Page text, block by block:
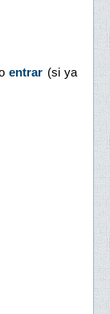
entrar (si ya